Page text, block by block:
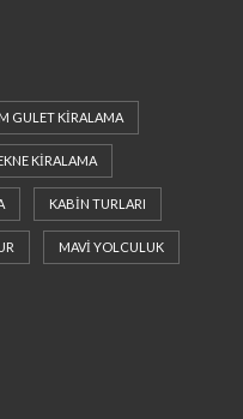
GULET KIRALAMA
KIRALAMA
KABIN TURLARI
MAVI YOLCULUK